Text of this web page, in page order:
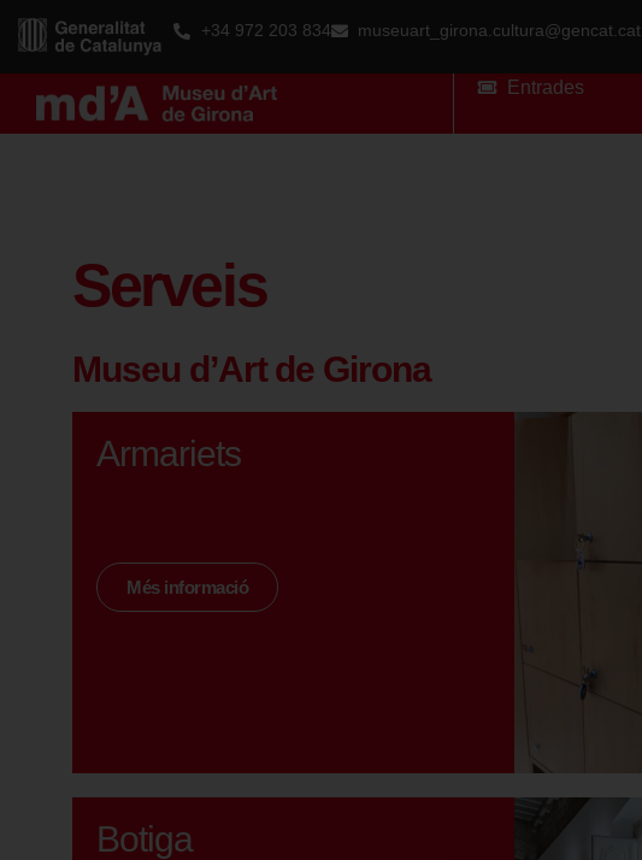
+34 972 203 834 museuart_girona.cultura@gencat.cat
Entrades
Serveis
Museu d’Art de Girona
Armariets
Més informació
Botiga